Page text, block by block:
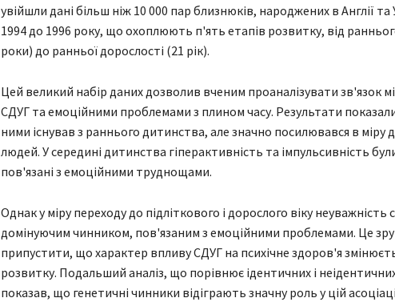
увійшли дані більш ніж 10 000 пар близнюків, народжених в Англії та
1994 до 1996 року, що охоплюють п'ять етапів розвитку, від
роки) до ранньої дорослості (21 рік).
Цей великий набір даних дозволив вченим проаналізувати зв'язок
СДУГ та емоційними проблемами з плином часу. Результати
ними існував з раннього дитинства, але значно посилювався в міру
людей. У середині дитинства гіперактивність та імпульсивність
пов'язані з емоційними труднощами.
Однак у міру переходу до підліткового і дорослого віку неуважність
домінуючим чинником, пов'язаним з емоційними проблемами. Це
припустити, що характер впливу СДУГ на психічне здоров'я
розвитку. Подальший аналіз, що порівнює ідентичних і
показав, що генетичні чинники відіграють значну роль у цій